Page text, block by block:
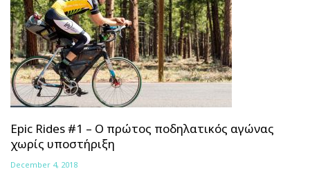
Epic Rides #1 – Ο πρώτος ποδηλατικός αγώνας
χωρίς υποστήριξη
December 4, 2018